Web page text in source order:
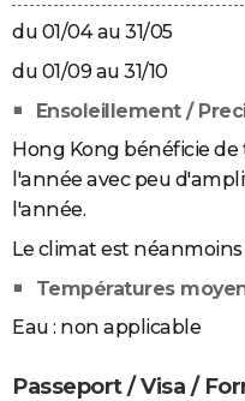
du 01/04 au 31/05
du 01/09 au 31/10
Ensoleillement /
Hong Kong bénéficie
l'année avec peu
l'année.
Le climat est
Températures
Eau : non applicable
Passeport / Visa /